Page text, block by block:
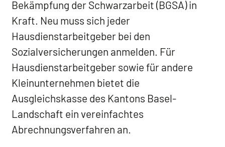
Bekämpfung der Schwarzarbeit (BGSA) in
Kraft. Neu muss sich jeder
Hausdienstarbeitgeber bei den
Sozialversicherungen anmelden. Für
Hausdienstarbeitgeber sowie für andere
Kleinunternehmen bietet die
Ausgleichskasse des Kantons Basel-
Landschaft ein vereinfachtes
Abrechnungsverfahren an.